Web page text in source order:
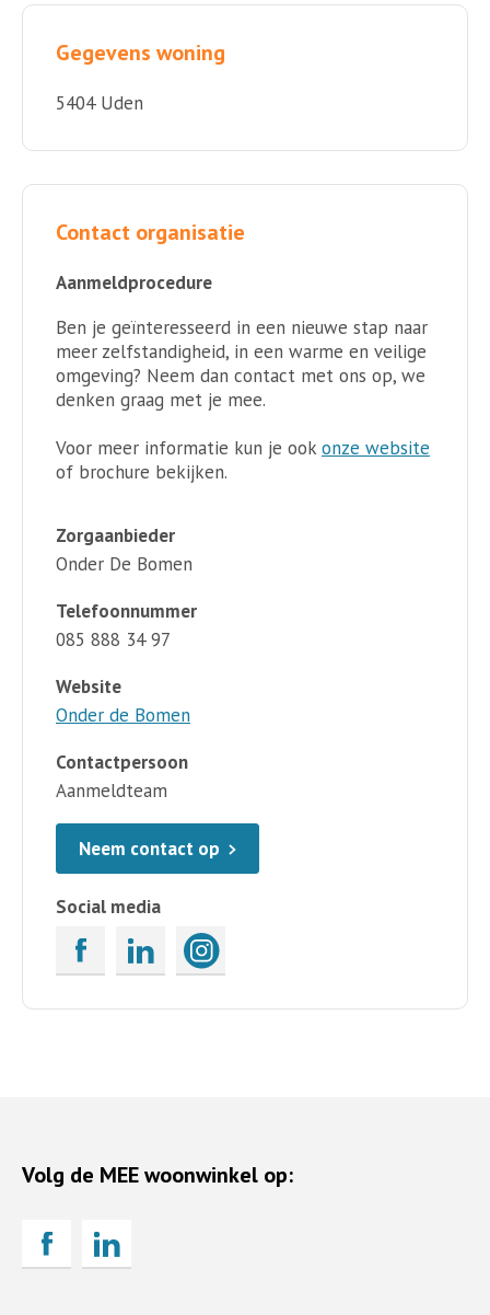
Gegevens woning
5404 Uden
Contact organisatie
Aanmeldprocedure
Ben je geïnteresseerd in een nieuwe stap naar
meer zelfstandigheid, in een warme en veilige
omgeving? Neem dan contact met ons op, we
denken graag met je mee.
Voor meer informatie kun je ook onze website
of brochure bekijken.
Zorgaanbieder
Onder De Bomen
Telefoonnummer
085 888 34 97
Website
Onder de Bomen
Contactpersoon
Aanmeldteam
Neem contact op
Social media
Volg de MEE woonwinkel op: